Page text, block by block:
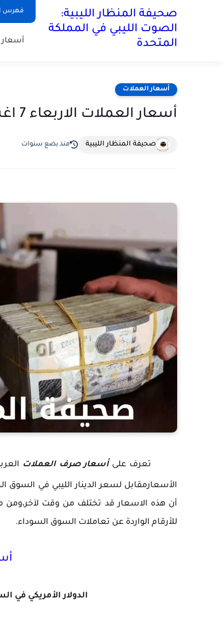
فهرس
صحيفة المنظار الليبية:
الصوت الليبي في المملكة
المتحدة
أسعار العملات
أسعار العملات الاربعاء 7 اغسطس 2024م
صحيفة المنظار الليبية منذ بضع سنوات
تعرف علىأسعار صرف العملات
الأسعارمقابل لسعر الدينار الليبي في السوق
أن هذه الاسعار قد تختلف من وقت لآخر،ومن
للأرقام الواردة عن تعاملات السوق السوداء.
الدولار الأمريكي في